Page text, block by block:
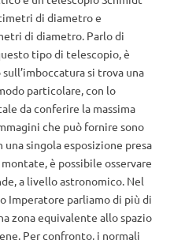
di diametro e
di diametro. Parlo di
tipo di telescopio, è
si trova una
particolare, con lo
da conferire la massima
che può fornire sono
una singola esposizione presa
è possibile osservare
a livello astronomico. Nel
Imperatore parliamo di più di
zona equivalente allo spazio
Per confronto, i normali